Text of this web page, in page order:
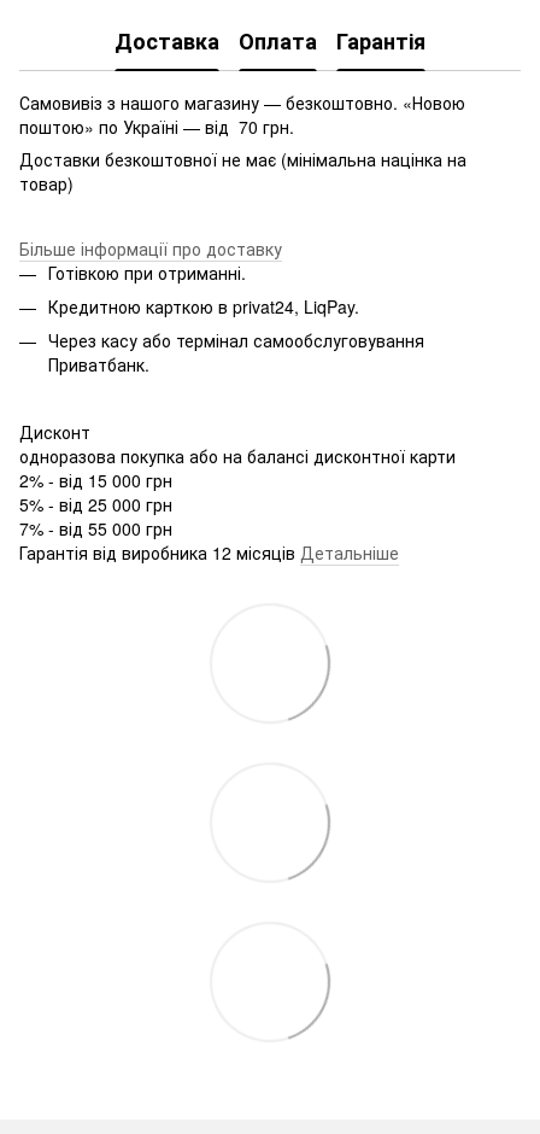
Доставка Оплата Гарантія
Самовивіз з нашого магазину — безкоштовно. «Новою
поштою» по Україні — від 70 грн.
Доставки безкоштовної не має (мінімальна націнка на
товар)
Більше інформації про доставку
Готівкою при отриманні.
Кредитною карткою в privat24, LiqPay.
Через касу або термінал самообслуговування
Приватбанк.
Дисконт
одноразова покупка або на балансі дисконтної карти
2% - від 15 000 грн
5% - від 25 000 грн
7% - від 55 000 грн
Гарантія від виробника 12 місяців Детальніше